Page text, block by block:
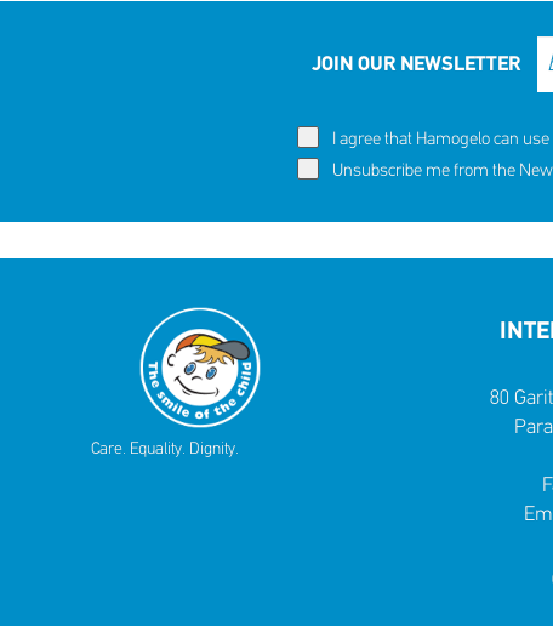
Eva's story
NOW
NOW
60,291
JOIN OUR NEWSLETTER
I agree that Hamogelo can
Unsubscribe me from the
Care. Equality. Dignity.
80